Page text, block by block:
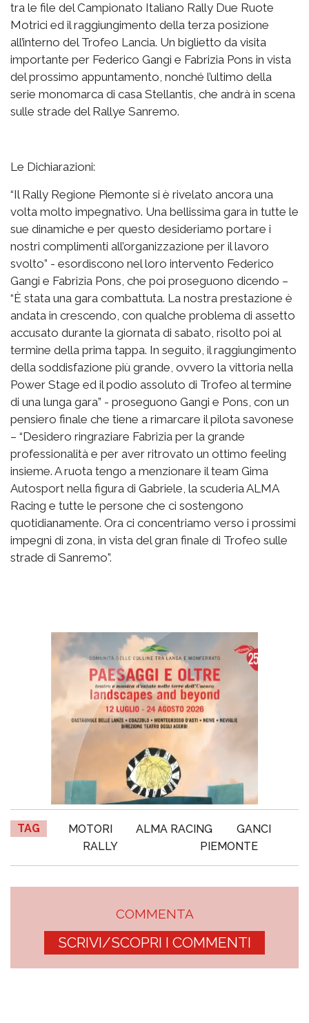
tra le file del Campionato Italiano Rally Due Ruote
Motrici ed il raggiungimento della terza posizione
all’interno del Trofeo Lancia. Un biglietto da visita
importante per Federico Gangi e Fabrizia Pons in vista
del prossimo appuntamento, nonché l’ultimo della
serie monomarca di casa Stellantis, che andrà in scena
sulle strade del Rallye Sanremo.
Le Dichiarazioni:
“Il Rally Regione Piemonte si è rivelato ancora una
volta molto impegnativo. Una bellissima gara in tutte le
sue dinamiche e per questo desideriamo portare i
nostri complimenti all’organizzazione per il lavoro
svolto” - esordiscono nel loro intervento Federico
Gangi e Fabrizia Pons, che poi proseguono dicendo –
“È stata una gara combattuta. La nostra prestazione è
andata in crescendo, con qualche problema di assetto
accusato durante la giornata di sabato, risolto poi al
termine della prima tappa. In seguito, il raggiungimento
della soddisfazione più grande, ovvero la vittoria nella
Power Stage ed il podio assoluto di Trofeo al termine
di una lunga gara” - proseguono Gangi e Pons, con un
pensiero finale che tiene a rimarcare il pilota savonese
– “Desidero ringraziare Fabrizia per la grande
professionalità e per aver ritrovato un ottimo feeling
insieme. A ruota tengo a menzionare il team Gima
Autosport nella figura di Gabriele, la scuderia ALMA
Racing e tutte le persone che ci sostengono
quotidianamente. Ora ci concentriamo verso i prossimi
impegni di zona, in vista del gran finale di Trofeo sulle
strade di Sanremo”.
TAG MOTORI ALMA RACING
GANCI
RALLY
PIEMONTE
COMMENTA
SCRIVI/SCOPRI I COMMENTI